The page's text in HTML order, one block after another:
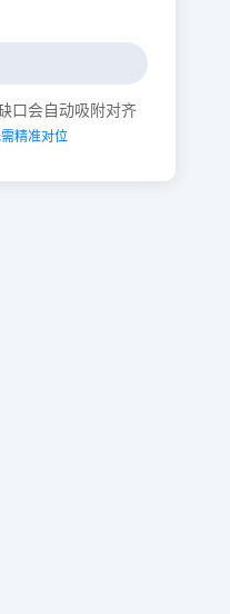
口会自动吸附对齐
精准对位